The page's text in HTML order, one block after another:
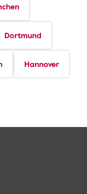
Dortmund
Hannover